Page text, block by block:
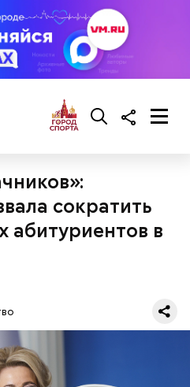
сократить
абитуриентов в
грунтовые.
женщинам;
системой;